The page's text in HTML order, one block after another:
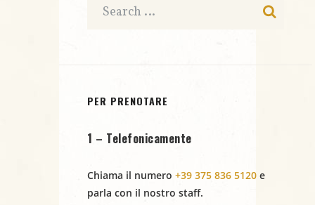
z
PER PRENOTARE
1 – Telefonicamente
Chiama il numero +39 375 836 5120 e
parla con il nostro staff.